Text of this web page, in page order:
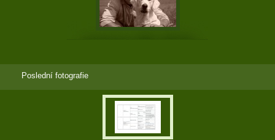
Poslední fotografie